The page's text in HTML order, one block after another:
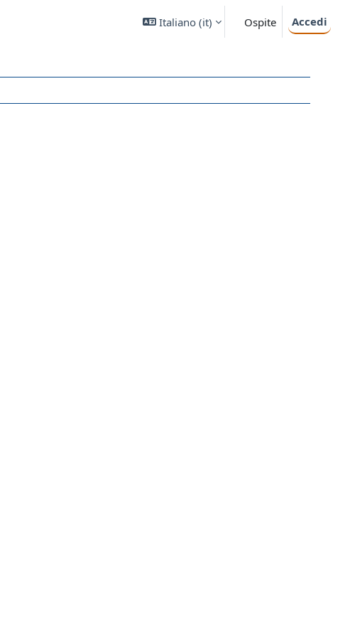
Italiano ‎(it)‎ Ospite Accedi